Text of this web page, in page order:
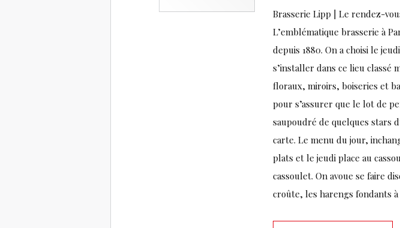
Brasserie Lipp | Le rendez-
L’emblématique brasserie à
depuis 1880. On a choisi le
s’installer dans ce lieu classé
floraux, miroirs, boiseries et
pour s’assurer que le lot de
saupoudré de quelques stars
carte. Le menu du jour,
plats et le jeudi place au
cassoulet. On avoue se faire
croûte, les harengs fondants